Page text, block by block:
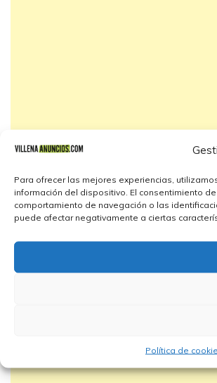
Para ofrecer las mejores experiencias,
información del dispositivo. El consentimiento
comportamiento de navegación o las
puede afectar negativamente a ciertas
Política de